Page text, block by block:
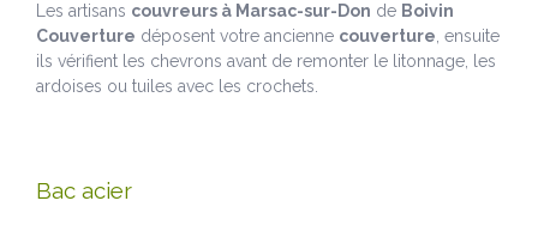
Les artisans couvreurs à Marsac-sur-Don de Boivin
Couverture déposent votre ancienne couverture , ensuite
ils vérifient les chevrons avant de remonter le litonnage, les
ardoises ou tuiles avec les crochets.
Bac acier